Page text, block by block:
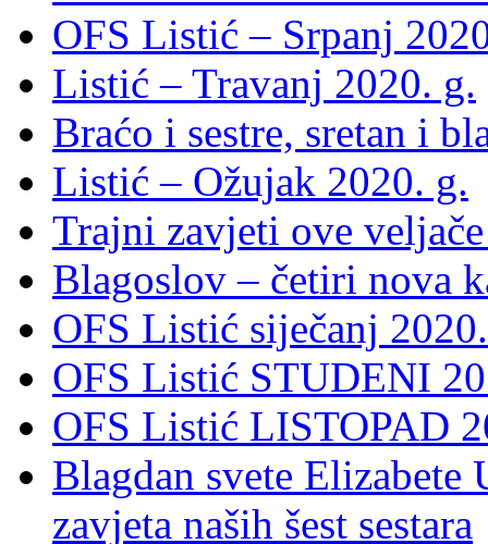
OFS Listić – Srpanj
Listić – Travanj 2020. g.
Braćo i sestre, sretan i
Listić – Ožujak 2020. g.
Trajni zavjeti ove
Blagoslov – četiri nova
OFS Listić siječanj
OFS Listić STUDENI
OFS Listić LISTOPAD
Blagdan svete
zavjeta naših šest sestara